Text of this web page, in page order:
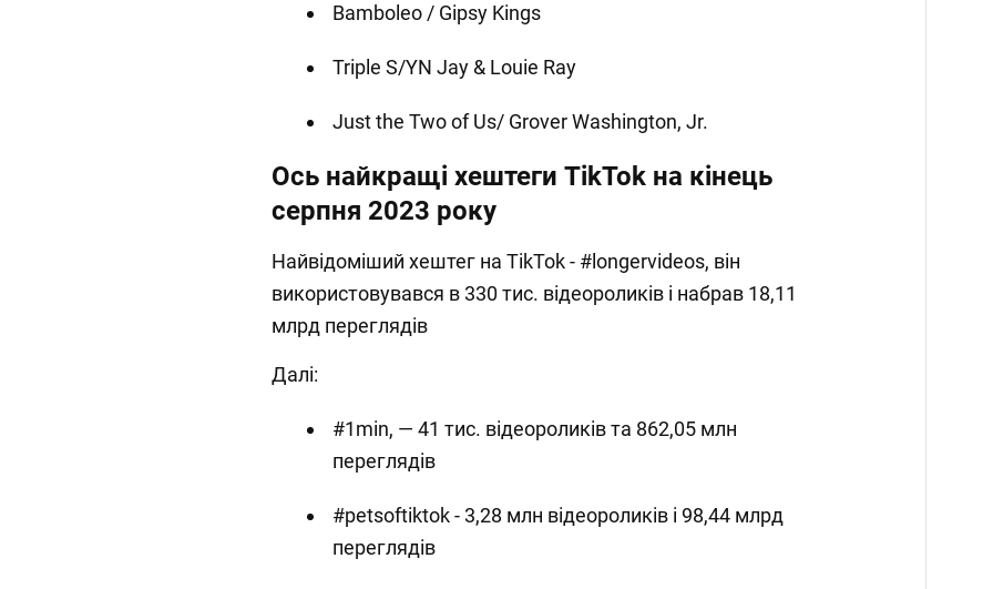
Bamboleo / Gipsy Kings
Triple S/YN Jay & Louie Ray
Just the Two of Us/ Grover Washington, Jr.
Ось найкращі хештеги TikTok на кінець
серпня 2023 року
Найвідоміший хештег на TikTok - #longervideos, він
використовувався в 330 тис. відеороликів і набрав 18,11
млрд переглядів
Далі:
#1min, — 41 тис. відеороликів та 862,05 млн
переглядів
#petsoftiktok - 3,28 млн відеороликів і 98,44 млрд
переглядів